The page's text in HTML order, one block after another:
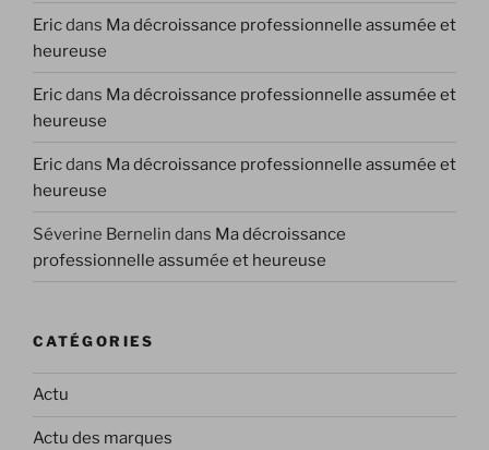
Ericdans Ma décroissance professionnelle assumée et
heureuse
Ericdans Ma décroissance professionnelle assumée et
heureuse
Ericdans Ma décroissance professionnelle assumée et
heureuse
Séverine Bernelin dans Ma décroissance
professionnelle assumée et heureuse
CATÉGORIES
Actu
Actu des marques